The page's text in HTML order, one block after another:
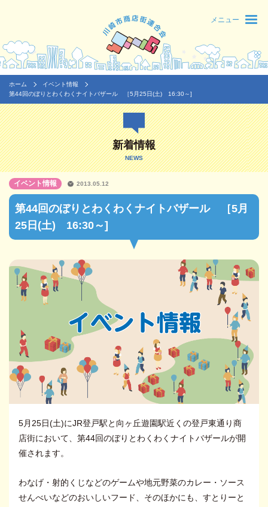
メニュー
ホーム
イベント情報
第44回のぼりとわくわくナイトバザール ［5月25日(土) 16:30～]
新着情報
NEWS
第44回のぼりとわくわくナイトバザール ［5月
25日(土) 16:30～]
イベント情報 2013.05.12
5月25日(土)にJR登戸駅と向ヶ丘遊園駅近くの登戸東通り商
店街において、第44回のぼりとわくわくナイトバザールが開
催されます。
わなげ・射的くじなどのゲームや地元野菜のカレー・ソース
せんべいなどのおいしいフード、そのほかにも、すとりーと